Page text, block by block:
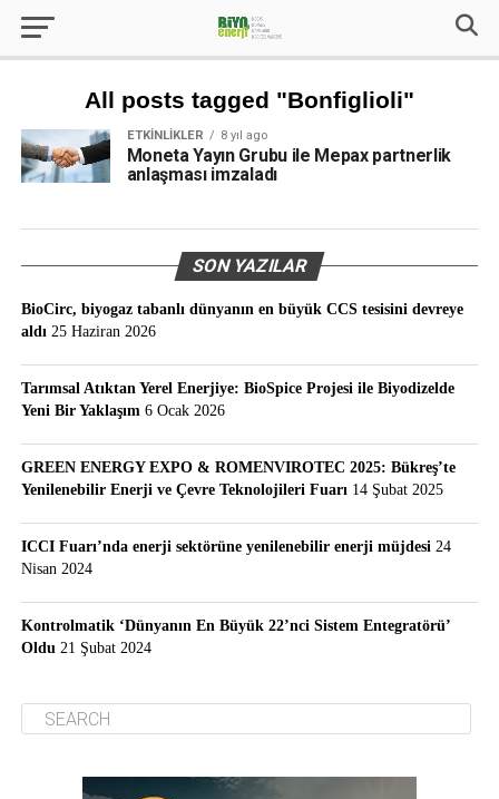
All posts tagged "Bonfiglioli"
ETKINLIKLER 8 yıl ago
Moneta Yayın Grubu ile Mepax partnerlik
anlaşması imzaladı
SON YAZILAR
BioCirc, biyogaz tabanlı dünyanın en büyük CCS tesisini devreye
aldı 25 Haziran 2026
Tarımsal Atıktan Yerel Enerjiye: BioSpice Projesi ile Biyodizelde
Yeni Bir Yaklaşım 6 Ocak 2026
GREEN ENERGY EXPO & ROMENVIROTEC 2025: Bükreş’te
Yenilenebilir Enerji ve Çevre Teknolojileri Fuarı 14 Şubat 2025
ICCI Fuarı’nda enerji sektörüne yenilenebilir enerji müjdesi 24
Nisan 2024
Kontrolmatik ‘Dünyanın En Büyük 22’nci Sistem Entegratörü’
Oldu 21 Şubat 2024